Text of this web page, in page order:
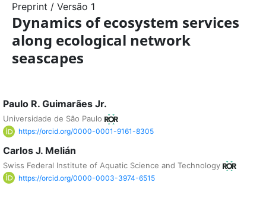
Preprint / Versão 1
Dynamics of ecosystem services
along ecological network
seascapes
Paulo R. Guimarães Jr.
Universidade de São Paulo
https://orcid.org/0000-0001-9161-8305
Carlos J. Melián
Swiss Federal Institute of Aquatic Science and Technology
https://orcid.org/0000-0003-3974-6515